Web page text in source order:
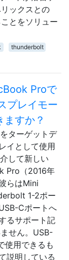
ックスとの
とをソリュー
thunderbolt
Proで
プレイモー
ますか？
ターゲットデ
イとして使用
して新しい
Pro（2016年
らはMini
1-2ポー
Cポートへ
るサポート記
せん。USB-
使用できるも
説明している